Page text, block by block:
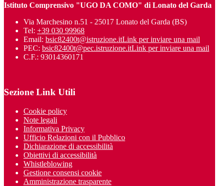
Istituto Comprensivo "UGO DA COMO" di Lonato del Garda
Via Marchesino n.51 - 25017 Lonato del Garda (BS)
Tel: +39 030 99968
Email: bsic82400t@istruzione.itLink per inviare una mail
PEC: bsic82400t@pec.istruzione.itLink per inviare una mail
C.F.: 93014360171
Sezione Link Utili
Cookie policy
Note legali
Informativa Privacy
Ufficio Relazioni con il Pubblico
Dichiarazione di accessibilità
Obiettivi di accessibilità
Whistleblowing
Gestione consensi cookie
Amministrazione trasparente